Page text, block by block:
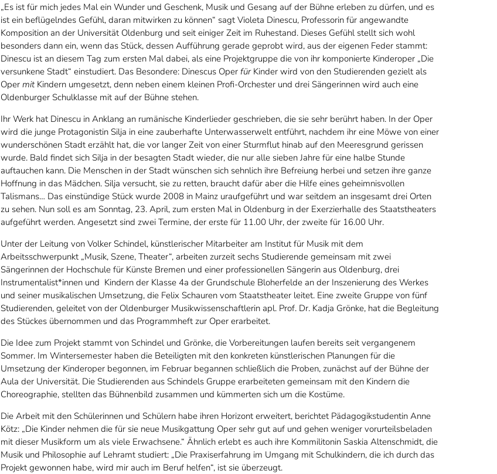
„Es ist für mich jedes Mal ein Wunder und Geschenk, Musik und Gesang auf der Bühne erleben zu dürfen, und es
ist ein beflügelndes Gefühl, daran mitwirken zu können“ sagt Violeta Dinescu, Professorin für angewandte
Komposition an der Universität Oldenburg und seit einiger Zeit im Ruhestand. Dieses Gefühl stellt sich wohl
besonders dann ein, wenn das Stück, dessen Aufführung gerade geprobt wird, aus der eigenen Feder stammt:
Dinescu ist an diesem Tag zum ersten Mal dabei, als eine Projektgruppe die von ihr komponierte Kinderoper „Die
versunkene Stadt“ einstudiert. Das Besondere: Dinescus Oper fürKinder wird von den Studierenden gezielt als
Oper mitKindern umgesetzt, denn neben einem kleinen Profi-Orchester und drei Sängerinnen wird auch eine
Oldenburger Schulklasse mit auf der Bühne stehen.
Ihr Werk hat Dinescu in Anklang an rumänische Kinderlieder geschrieben, die sie sehr berührt haben. In der Oper
wird die junge Protagonistin Silja in eine zauberhafte Unterwasserwelt entführt, nachdem ihr eine Möwe von einer
wunderschönen Stadt erzählt hat, die vor langer Zeit von einer Sturmflut hinab auf den Meeresgrund gerissen
wurde. Bald findet sich Silja in der besagten Stadt wieder, die nur alle sieben Jahre für eine halbe Stunde
auftauchen kann. Die Menschen in der Stadt wünschen sich sehnlich ihre Befreiung herbei und setzen ihre ganze
Hoffnung in das Mädchen. Silja versucht, sie zu retten, braucht dafür aber die Hilfe eines geheimnisvollen
Talismans… Das einstündige Stück wurde 2008 in Mainz uraufgeführt und war seitdem an insgesamt drei Orten
zu sehen. Nun soll es am Sonntag, 23. April, zum ersten Mal in Oldenburg in der Exerzierhalle des Staatstheaters
aufgeführt werden. Angesetzt sind zwei Termine, der erste für 11.00 Uhr, der zweite für 16.00 Uhr.
Unter der Leitung von Volker Schindel, künstlerischer Mitarbeiter am Institut für Musik mit dem
Arbeitsschwerpunkt „Musik, Szene, Theater“, arbeiten zurzeit sechs Studierende gemeinsam mit zwei
Sängerinnen der Hochschule für Künste Bremen und einer professionellen Sängerin aus Oldenburg, drei
Instrumentalist*innen und Kindern der Klasse 4a der Grundschule Bloherfelde an der Inszenierung des Werkes
und seiner musikalischen Umsetzung, die Felix Schauren vom Staatstheater leitet. Eine zweite Gruppe von fünf
Studierenden, geleitet von der Oldenburger Musikwissenschaftlerin apl. Prof. Dr. Kadja Grönke, hat die Begleitung
des Stückes übernommen und das Programmheft zur Oper erarbeitet.
Die Idee zum Projekt stammt von Schindel und Grönke, die Vorbereitungen laufen bereits seit vergangenem
Sommer. Im Wintersemester haben die Beteiligten mit den konkreten künstlerischen Planungen für die
Umsetzung der Kinderoper begonnen, im Februar begannen schließlich die Proben, zunächst auf der Bühne der
Aula der Universität. Die Studierenden aus Schindels Gruppe erarbeiteten gemeinsam mit den Kindern die
Choreographie, stellten das Bühnenbild zusammen und kümmerten sich um die Kostüme.
Die Arbeit mit den Schülerinnen und Schülern habe ihren Horizont erweitert, berichtet Pädagogikstudentin Anne
Kötz: „Die Kinder nehmen die für sie neue Musikgattung Oper sehr gut auf und gehen weniger vorurteilsbeladen
mit dieser Musikform um als viele Erwachsene.“ Ähnlich erlebt es auch ihre Kommilitonin Saskia Altenschmidt, die
Musik und Philosophie auf Lehramt studiert: „Die Praxiserfahrung im Umgang mit Schulkindern, die ich durch das
Projekt gewonnen habe, wird mir auch im Beruf helfen“, ist sie überzeugt.